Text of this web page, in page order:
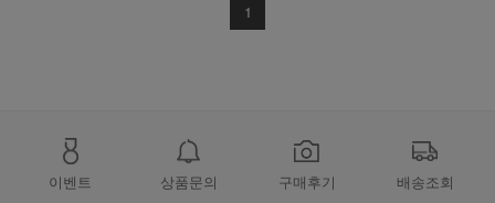
1
이벤트 상품문의 구매후기 배송조회